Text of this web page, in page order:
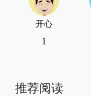
开心
1
推荐阅读